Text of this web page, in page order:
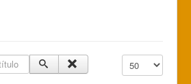
AEXA
Cantidad a